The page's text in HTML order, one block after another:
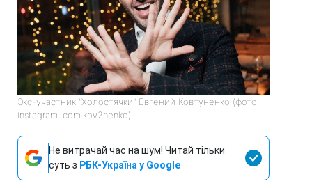
Экс-участник "Холостячки" Евгений Ковтуненко (фото:
instagram. com.kov2nenko)
Не витрачай час на шум! Читай тільки
суть з РБК-Україна у Google